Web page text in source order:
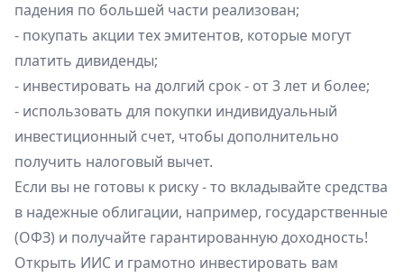
падения по большей части реализован;
- покупать акции тех эмитентов, которые могут
платить дивиденды;
- инвестировать на долгий срок - от 3 лет и более;
- использовать для покупки индивидуальный
инвестиционный счет, чтобы дополнительно
получить налоговый вычет.
Если вы не готовы к риску - то вкладывайте средства
в надежные облигации, например, государственные
(ОФЗ) и получайте гарантированную доходность!
Открыть ИИС и грамотно инвестировать вам